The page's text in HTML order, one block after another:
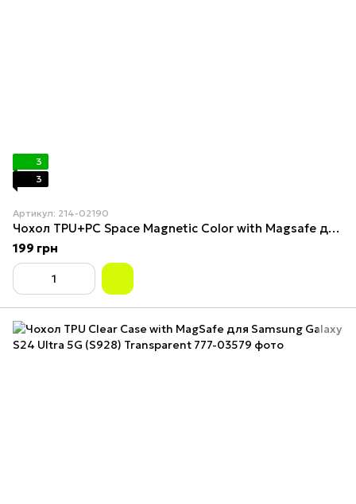
3
3
Артикул: 214-02190
Чохол TPU+PC Space Magnetic Color with Magsafe для Samsung Galaxy S24 Ultra 5G (S928) Dark Purple
199 грн